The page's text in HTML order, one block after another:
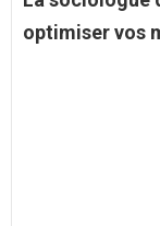
optimiser vos